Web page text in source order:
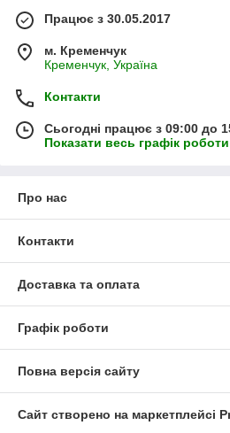
Працює з 30.05.2017
м. Кременчук
Кременчук, Україна
Контакти
Сьогодні працює з 09:00 до
Показати весь графік роботи
Про нас
Контакти
Доставка та оплата
Графік роботи
Повна версія сайту
Сайт створено на маркетплейсі